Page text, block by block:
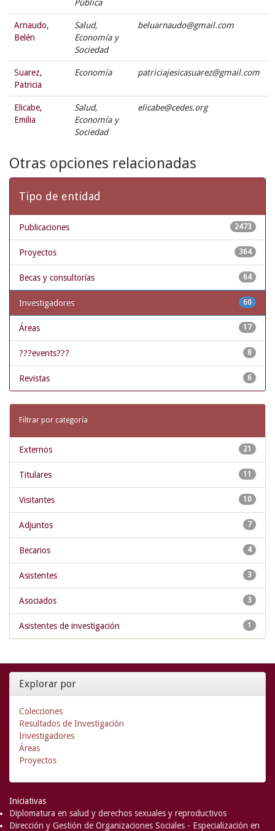
Pública
Arnaudo,
Belén
Salud,
Economía y
Sociedad
beluarnaudo@gmail.com
Suarez,
Patricia
Economía patriciajesicasuarez@gmail.com
Elicabe,
Emilia
Salud,
Economía y
Sociedad
elicabe@cedes.org
Otras opciones relacionadas
Tipo de entidad
2473
Publicaciones
364
Proyectos
64
Becas y consultorías
60
Investigadores
17
Áreas
8
???events???
6
Revistas
Filtrar por categoría
21
Externos
11
Titulares
10
Visitantes
7
Adjuntos
4
Becarios
3
Asistentes
3
Asociados
1
Asistentes de investigación
Explorar por
Colecciones
Resultados de Investigación
Investigadores
Áreas
Proyectos
Iniciativas
Diplomatura en salud y derechos sexuales y reproductivos
Dirección y Gestión de Organizaciones Sociales - Especialización en